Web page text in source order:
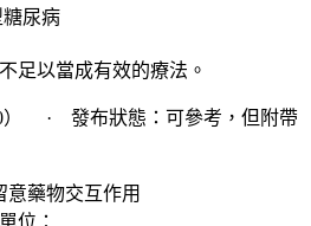
尿病
足以當成有效的療法。
） · 發布狀態：可參考，但附帶
意藥物交互作用
位：